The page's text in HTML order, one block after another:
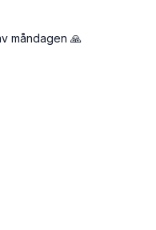
måndagen 🙏